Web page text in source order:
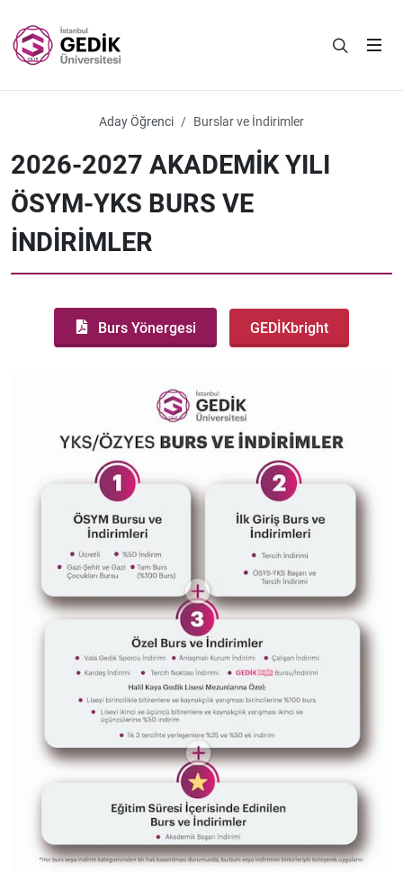
Aday Öğrenci Burslar ve İndirimler
2026-2027 AKADEMİK YILI
ÖSYM-YKS BURS VE
İNDİRİMLER
Burs Yönergesi GEDİKbright